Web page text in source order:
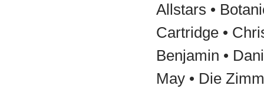
Allstars •
Cartridge •
Benjamin •
May • Die